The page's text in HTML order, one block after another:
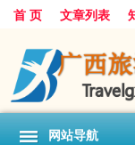
首 页 文章列表
网站导航